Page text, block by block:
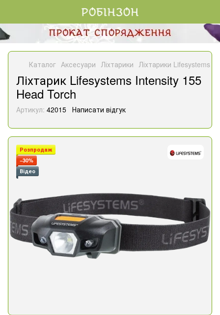
Каталог Аксесуари Ліхтарики Ліхтарики Lifesystems
Ліхтарик Lifesystems Intensity 155
Head Torch
Артикул: 42015 Написати відгук
Розпродаж
−30%
Відео